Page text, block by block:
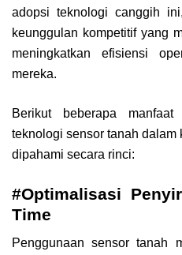
adopsi teknologi canggih
keunggulan kompetitif yang
meningkatkan efisiensi
mereka.
Berikut beberapa
teknologi sensor tanah dalam
dipahami secara rinci:
#Optimalisasi
Time
Penggunaan sensor tanah